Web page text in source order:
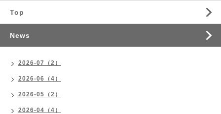
Top
News
2026-07（2）
2026-06（4）
2026-05（2）
2026-04（4）